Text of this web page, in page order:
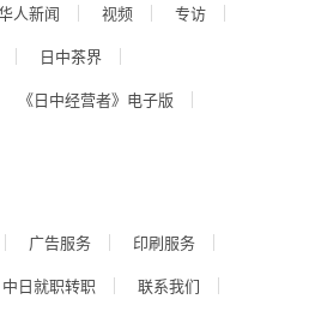
人新闻 视频
专访
日中茶界
《日中经营者》电子版
广告服务
印刷服务
中日就职转职 联系我们